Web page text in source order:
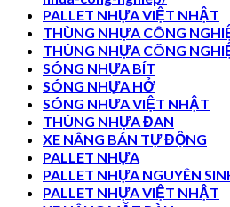
PALLET NHỰA VIỆT NHẬT
THÙNG NHỰA CÔNG
THÙNG NHỰA CÔNG
SÓNG NHỰA BÍT
SÓNG NHỰA HỞ
SÓNG NHƯA VIỆT NHẬT
THÙNG NHỰA ĐAN
XE NÂNG BÁN TỰ ĐỘNG
PALLET NHỰA
PALLET NHỰA NGUYÊN
PALLET NHỰA VIỆT NHẬT